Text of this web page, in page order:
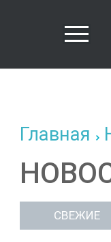
Главная
СВЕЖИЕ